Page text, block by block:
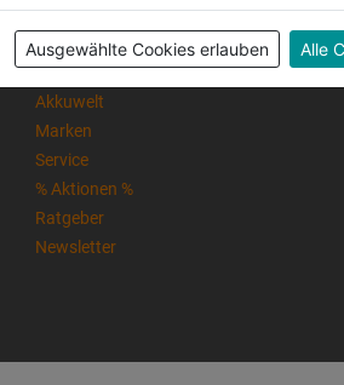
RAT & TAT
Akkuwelt
Marken
Service
% Aktionen %
Ratgeber
Newsletter
Ausgewählte Cookies erlauben Alle